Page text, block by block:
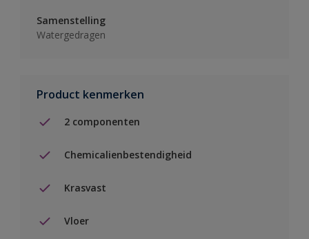
Samenstelling
Watergedragen
Product kenmerken
2 componenten
Chemicalienbestendigheid
Krasvast
Vloer